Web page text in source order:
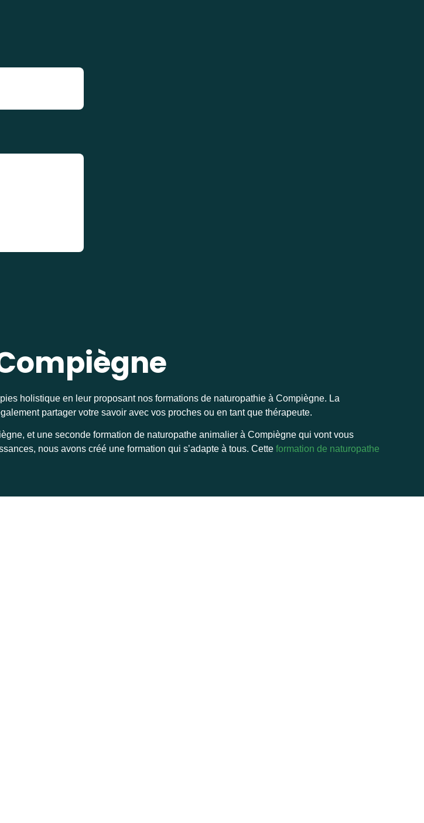
holistique en leur proposant nos formations de naturopathie à Compiègne. La
partager votre savoir avec vos proches ou en tant que thérapeute.
et une seconde formation de naturopathe animalier à Compiègne qui vont vous
nous avons créé une formation qui s’adapte à tous. Cette formation de naturopathe